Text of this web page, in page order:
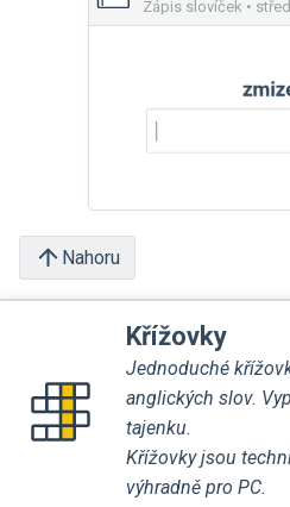
Zápis slovíček •
Nahoru
Křížovky
Jednoduché
anglických slov.
tajenku.
Křížovky jsou
výhradně pro PC.